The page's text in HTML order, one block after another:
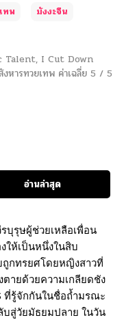
ทพ
มังงะจีน
I Cut Down
หารทวยเทพ ค่าเฉลี่ย 5 / 5
อ่านล่าสุด
บุรุษผู้ช่วยเหลือเพื่อน
ห้เป็นหนึ่งในสิบ
กทรยศโดยหญิงสาวที่
ตายด้วยความเกลียดชัง
ที่รู้จักกันในชื่อถ้ำมรณะ
สู่วัยมัธยมปลาย ในวัน